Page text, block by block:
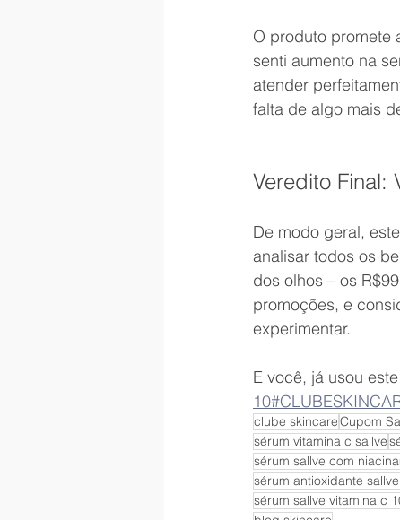
O produto promete
senti aumento na
atender
falta de algo mais
Veredito Final:
De modo geral,
analisar todos os
dos olhos – os
promoções, e
experimentar.
E você, já usou
clube skincareCupom
sérum vitamina c sallve
sérum sallve com
sérum antioxidante
sérum sallve vitamina c